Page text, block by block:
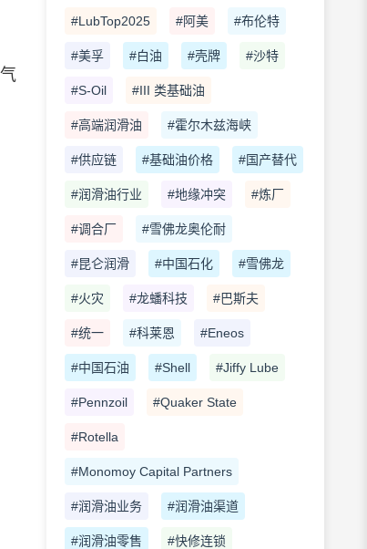
#LubTop2025 #阿美 #布伦特
#美孚 #白油 #壳牌 #沙特
#S-Oil #III 类基础油
#高端润滑油 #霍尔木兹海峡
#供应链 #基础油价格 #国产替代
#润滑油行业 #地缘冲突 #炼厂
#调合厂 #雪佛龙奥伦耐
#昆仑润滑 #中国石化 #雪佛龙
#火灾 #龙蟠科技 #巴斯夫
#统一 #科莱恩 #Eneos
#中国石油 #Shell #Jiffy Lube
#Pennzoil #Quaker State
#Rotella
#Monomoy Capital Partners
#润滑油业务 #润滑油渠道
#润滑油零售 #快修连锁